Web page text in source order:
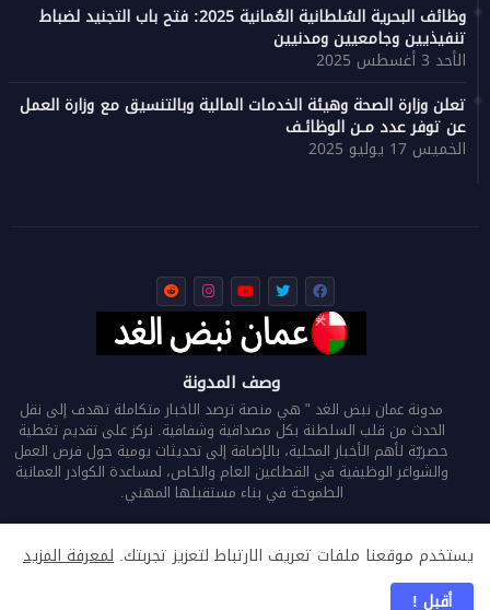
وظائف البحرية السُلطانية العُمانية 2025: فتح باب التجنيد لضباط
تنفيذيين وجامعيين ومدنيين
الأحد 3 أغسطس 2025
تعلن وزارة الصحة وهيئة الخدمات المالية وبالتنسيق مع وزارة العمل
عن توفر عدد مـن الوظائـف
الخميس 17 يوليو 2025
وصف المدونة
مدونة عمان نبض الغد " هي منصة ترصد الاخبار متكاملة تهدف إلى نقل
الحدث من قلب السلطنة بكل مصداقية وشفافية. نركز على تقديم تغطية
حصريّة لأهم الأخبار المحلية، بالإضافة إلى تحديثات يومية حول فرص العمل
والشواغر الوظيفية في القطاعين العام والخاص، لمساعدة الكوادر العمانية
الطموحة في بناء مستقبلها المهني.
الرئيسية من نحن اتصل بنا سياسة الخصوصية
يستخدم موقعنا ملفات تعريف الارتباط لتعزيز تجربتك. لمعرفة المزيد
أقبل !